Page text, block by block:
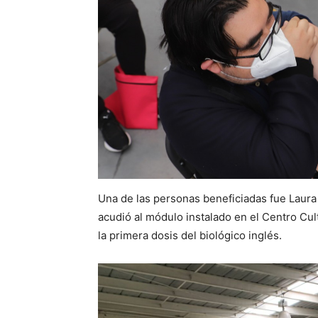
Una de las personas beneficiadas fue
acudió al módulo instalado en el Centro
la primera dosis del biológico inglés.